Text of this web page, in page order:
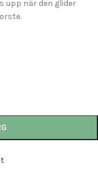
upp när den glider